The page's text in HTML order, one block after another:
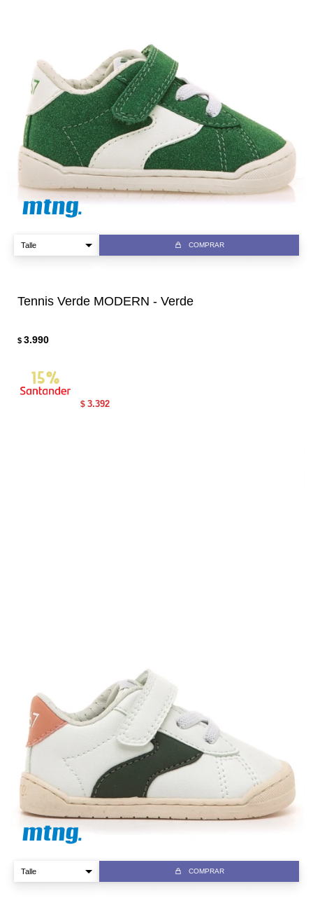
COMPRAR
Tennis Verde MODERN - Verde
$ 3.990
$ 3.392
COMPRAR